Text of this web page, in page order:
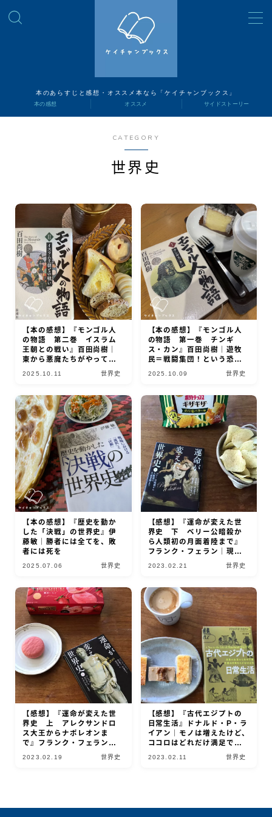
本のあらすじと感想・オススメ本なら「ケイチャンブックス」
本の感想
Follow Me
本の感想 オススメ サイドストーリー
CATEGORY
世界史
【本の感想】『モンゴル人
の物語 第二巻 イスラム
王朝との戦い』百田尚樹｜
東から悪魔たちがやってき
2025.10.11 世界史
【本の感想】『モンゴル人
の物語 第一巻 チンギ
ス・カン』百田尚樹｜遊牧
民＝戦闘集団！という恐ろ
2025.10.09 世界史
【本の感想】『歴史を動か
した「決戦」の世界史』伊
藤敏｜勝者には全てを、敗
者には死を
2025.07.06 世界史
【感想】『運命が変えた世
界史 下 ベリー公暗殺か
ら人類初の月面着陸まで』
フランク・フェラン｜現代
2023.02.21 世界史
【感想】『運命が変えた世
界史 上 アレクサンドロ
ス大王からナポレオンま
で』フランク・フェラン｜
2023.02.19 世界史
【感想】『古代エジプトの
日常生活』ドナルド・P・ラ
イアン｜モノは増えたけど、
ココロはどれだけ満足でき
るようになったんでしょう
2023.02.11 世界史